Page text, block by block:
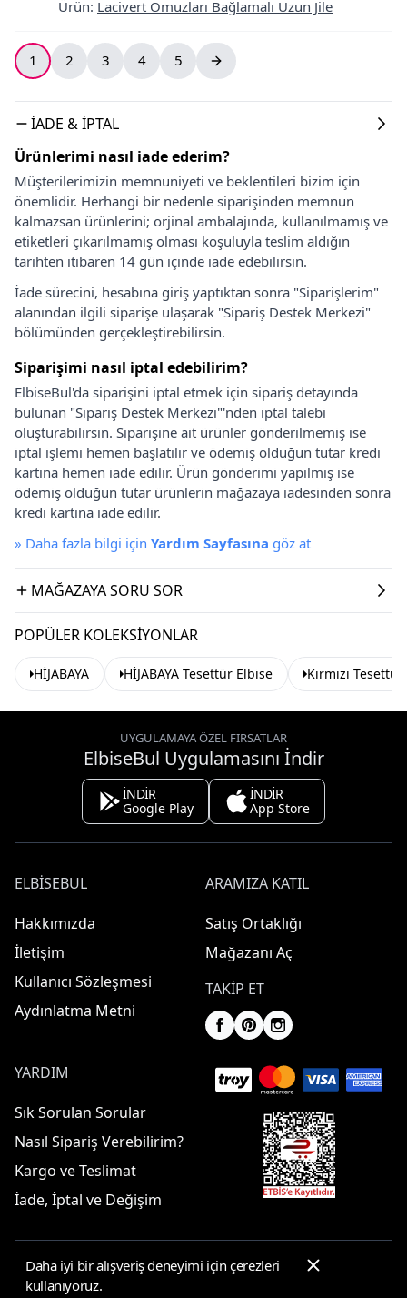
Ürün: Lacivert Omuzları Bağlamalı Uzun Jile
1 2 3 4 5
İADE & İPTAL
Ürünlerimi nasıl iade ederim?
Müşterilerimizin memnuniyeti ve beklentileri bizim için
önemlidir. Herhangi bir nedenle siparişinden memnun
kalmazsan ürünlerini; orjinal ambalajında, kullanılmamış ve
etiketleri çıkarılmamış olması koşuluyla teslim aldığın
tarihten itibaren 14 gün içinde iade edebilirsin.
İade sürecini, hesabına giriş yaptıktan sonra "Siparişlerim"
alanından ilgili siparişe ulaşarak "Sipariş Destek Merkezi"
bölümünden gerçekleştirebilirsin.
Siparişimi nasıl iptal edebilirim?
ElbiseBul'da siparişini iptal etmek için sipariş detayında
bulunan "Sipariş Destek Merkezi"'nden iptal talebi
oluşturabilirsin. Siparişine ait ürünler gönderilmemiş ise
iptal işlemi hemen başlatılır ve ödemiş olduğun tutar kredi
kartına hemen iade edilir. Ürün gönderimi yapılmış ise
ödemiş olduğun tutar ürünlerin mağazaya iadesinden sonra
kredi kartına iade edilir.
» Daha fazla bilgi için Yardım Sayfasına göz at
MAĞAZAYA SORU SOR
POPÜLER KOLEKSIYONLAR
HİJABAYA HİJABAYA Tesettür Elbise Kırmızı
UYGULAMAYA ÖZEL FIRSATLAR
ElbiseBul Uygulamasını İndir
İNDİR
Google Play
İNDİR
App Store
ELBISEBUL
Hakkımızda
İletişim
Kullanıcı Sözleşmesi
Aydınlatma Metni
ARAMIZA KATIL
Satış Ortaklığı
Mağazanı Aç
TAKIP ET
YARDIM
Sık Sorulan Sorular
Nasıl Sipariş Verebilirim?
Kargo ve Teslimat
İade, İptal ve Değişim
© 2025 ElbiseBul -
Daha iyi bir alışveriş deneyimi için çerezleri
kullanıyoruz.